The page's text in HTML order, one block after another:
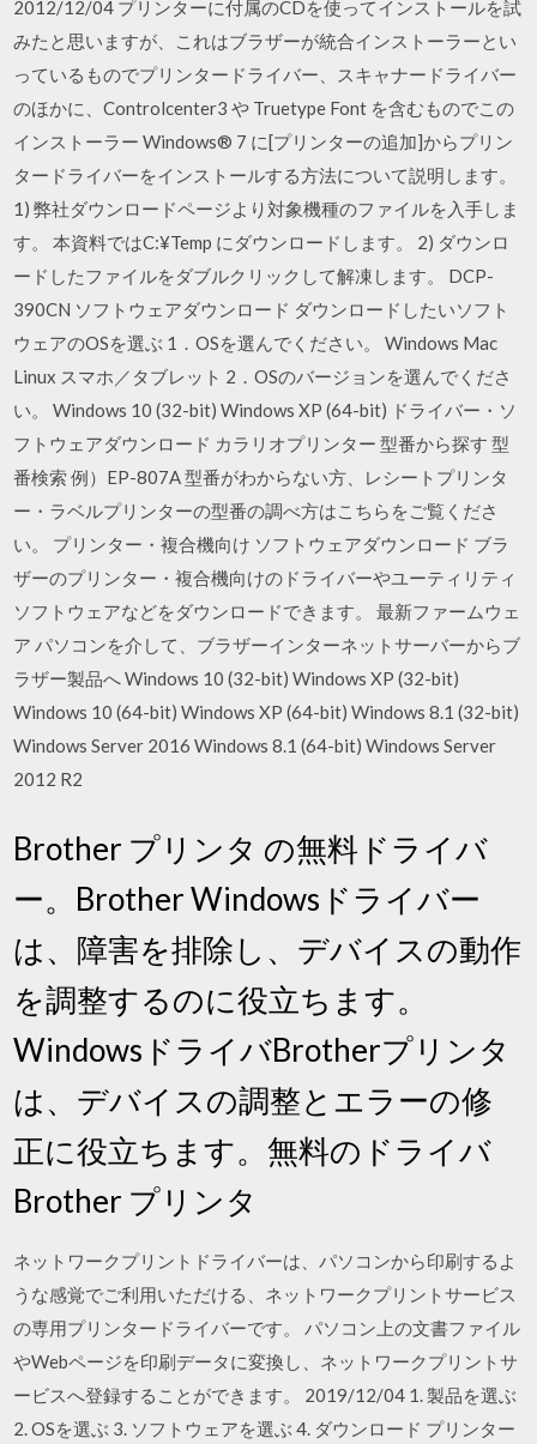
2012/12/04 プリンターに付属のCDを使ってインストールを試
みたと思いますが、これはブラザーが統合インストーラーとい
っているものでプリンタードライバー、スキャナードライバー
のほかに、Controlcenter3 や Truetype Font を含むものでこの
インストーラー Windows® 7 に[プリンターの追加]からプリン
タードライバーをインストールする方法について説明します。
1) 弊社ダウンロードページより対象機種のファイルを入手しま
す。 本資料ではC:¥Temp にダウンロードします。 2) ダウンロ
ードしたファイルをダブルクリックして解凍します。 DCP-
390CN ソフトウェアダウンロード ダウンロードしたいソフト
ウェアのOSを選ぶ 1．OSを選んでください。 Windows Mac
Linux スマホ／タブレット 2．OSのバージョンを選んでくださ
い。 Windows 10 (32-bit) Windows XP (64-bit) ドライバー・ソ
フトウェアダウンロード カラリオプリンター 型番から探す 型
番検索 例）EP-807A 型番がわからない方、レシートプリンタ
ー・ラベルプリンターの型番の調べ方はこちらをご覧くださ
い。 プリンター・複合機向け ソフトウェアダウンロード ブラ
ザーのプリンター・複合機向けのドライバーやユーティリティ
ソフトウェアなどをダウンロードできます。 最新ファームウェ
ア パソコンを介して、ブラザーインターネットサーバーからブ
ラザー製品へ Windows 10 (32-bit) Windows XP (32-bit)
Windows 10 (64-bit) Windows XP (64-bit) Windows 8.1 (32-bit)
Windows Server 2016 Windows 8.1 (64-bit) Windows Server
2012 R2
Brother プリンタ の無料ドライバ
ー。Brother Windowsドライバー
は、障害を排除し、デバイスの動作
を調整するのに役立ちます。
WindowsドライバBrotherプリンタ
は、デバイスの調整とエラーの修
正に役立ちます。無料のドライバ
Brother プリンタ
ネットワークプリントドライバーは、パソコンから印刷するよ
うな感覚でご利用いただける、ネットワークプリントサービス
の専用プリンタードライバーです。 パソコン上の文書ファイル
やWebページを印刷データに変換し、ネットワークプリントサ
ービスへ登録することができます。 2019/12/04 1. 製品を選ぶ
2. OSを選ぶ 3. ソフトウェアを選ぶ 4. ダウンロード プリンター